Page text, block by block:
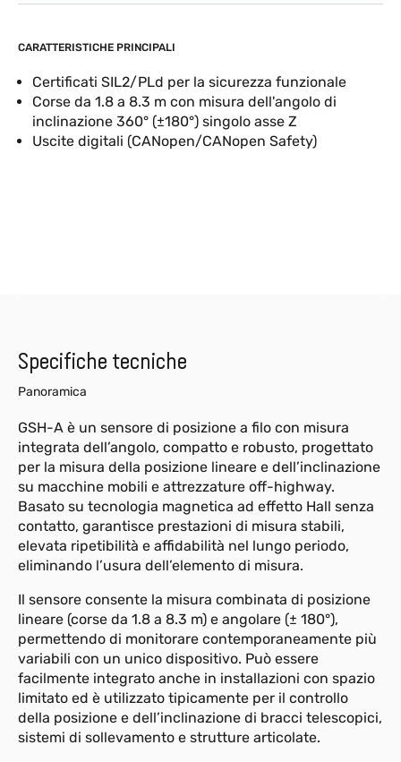
CARATTERISTICHE PRINCIPALI
Certificati SIL2/PLd per la sicurezza funzionale
Corse da 1.8 a 8.3 m con misura dell'angolo di
inclinazione 360° (±180°) singolo asse Z
Uscite digitali (CANopen/CANopen Safety)
Specifiche tecniche
Panoramica
GSH-A è un sensore di posizione a filo con misura
integrata dell’angolo, compatto e robusto, progettato
per la misura della posizione lineare e dell’inclinazione
su macchine mobili e attrezzature off-highway.
Basato su tecnologia magnetica ad effetto Hall senza
contatto, garantisce prestazioni di misura stabili,
elevata ripetibilità e affidabilità nel lungo periodo,
eliminando l’usura dell’elemento di misura.
Il sensore consente la misura combinata di posizione
lineare (corse da 1.8 a 8.3 m) e angolare (± 180°),
permettendo di monitorare contemporaneamente più
variabili con un unico dispositivo. Può essere
facilmente integrato anche in installazioni con spazio
limitato ed è utilizzato tipicamente per il controllo
della posizione e dell’inclinazione di bracci telescopici,
sistemi di sollevamento e strutture articolate.